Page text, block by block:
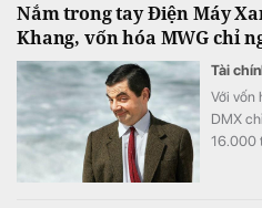
Nắm trong tay Điện Máy
Khang, vốn hóa MWG chỉ
Tài
Với vốn
DMX
16.000